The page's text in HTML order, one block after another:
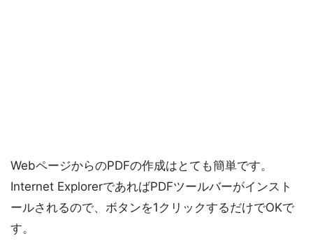
WebページからのPDFの作成はとても簡単です。
Internet ExplorerであればPDFツールバーがインスト
ールされるので、ボタンを1クリックするだけでOKで
す。